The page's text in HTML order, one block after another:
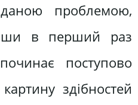
проблемою,
в перший раз
поступово
здібностей